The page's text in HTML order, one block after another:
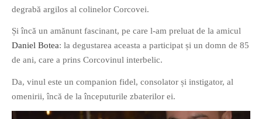
degrabă argilos al colinelor Corcovei.
Și încă un amănunt fascinant, pe care l-am preluat de la amicul
Daniel Botea: la degustarea aceasta a participat și un domn de 85
de ani, care a prins Corcovinul interbelic.
Da, vinul este un companion fidel, consolator și instigator, al
omenirii, încă de la începuturile zbaterilor ei.